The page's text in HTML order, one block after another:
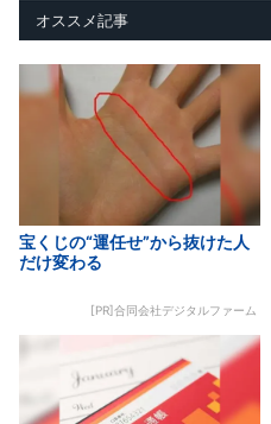
オススメ記事
宝くじの“運任せ”から抜けた人
だけ変わる
[PR]合同会社デジタルファーム